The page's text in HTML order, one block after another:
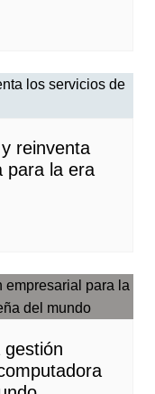
reinventa
para la era